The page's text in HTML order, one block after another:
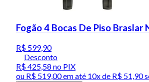
Fogão 4 Bocas De Piso Braslar
R$ 599,90
Desconto
R$ 425,58 no PIX
ou R$ 519,00em até 10x de R$ 51,90